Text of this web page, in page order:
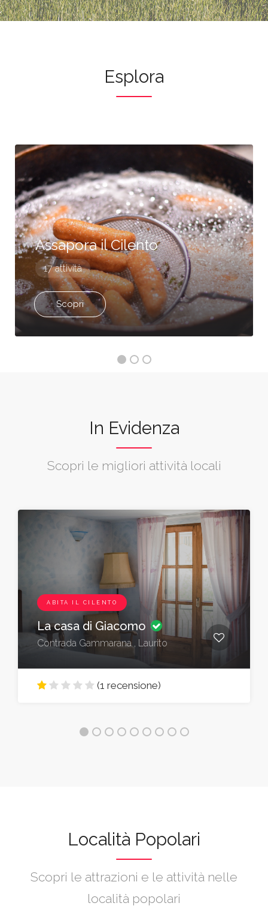
Esplora
Assapora il Cilento
17 attività
Scopri
In Evidenza
Scopri le migliori attività locali
ABITA IL CILENTO
La casa di Giacomo
Contrada Gammarana , Laurito
(1 recensione)
Località Popolari
Scopri le attrazioni e le attività nelle
località popolari